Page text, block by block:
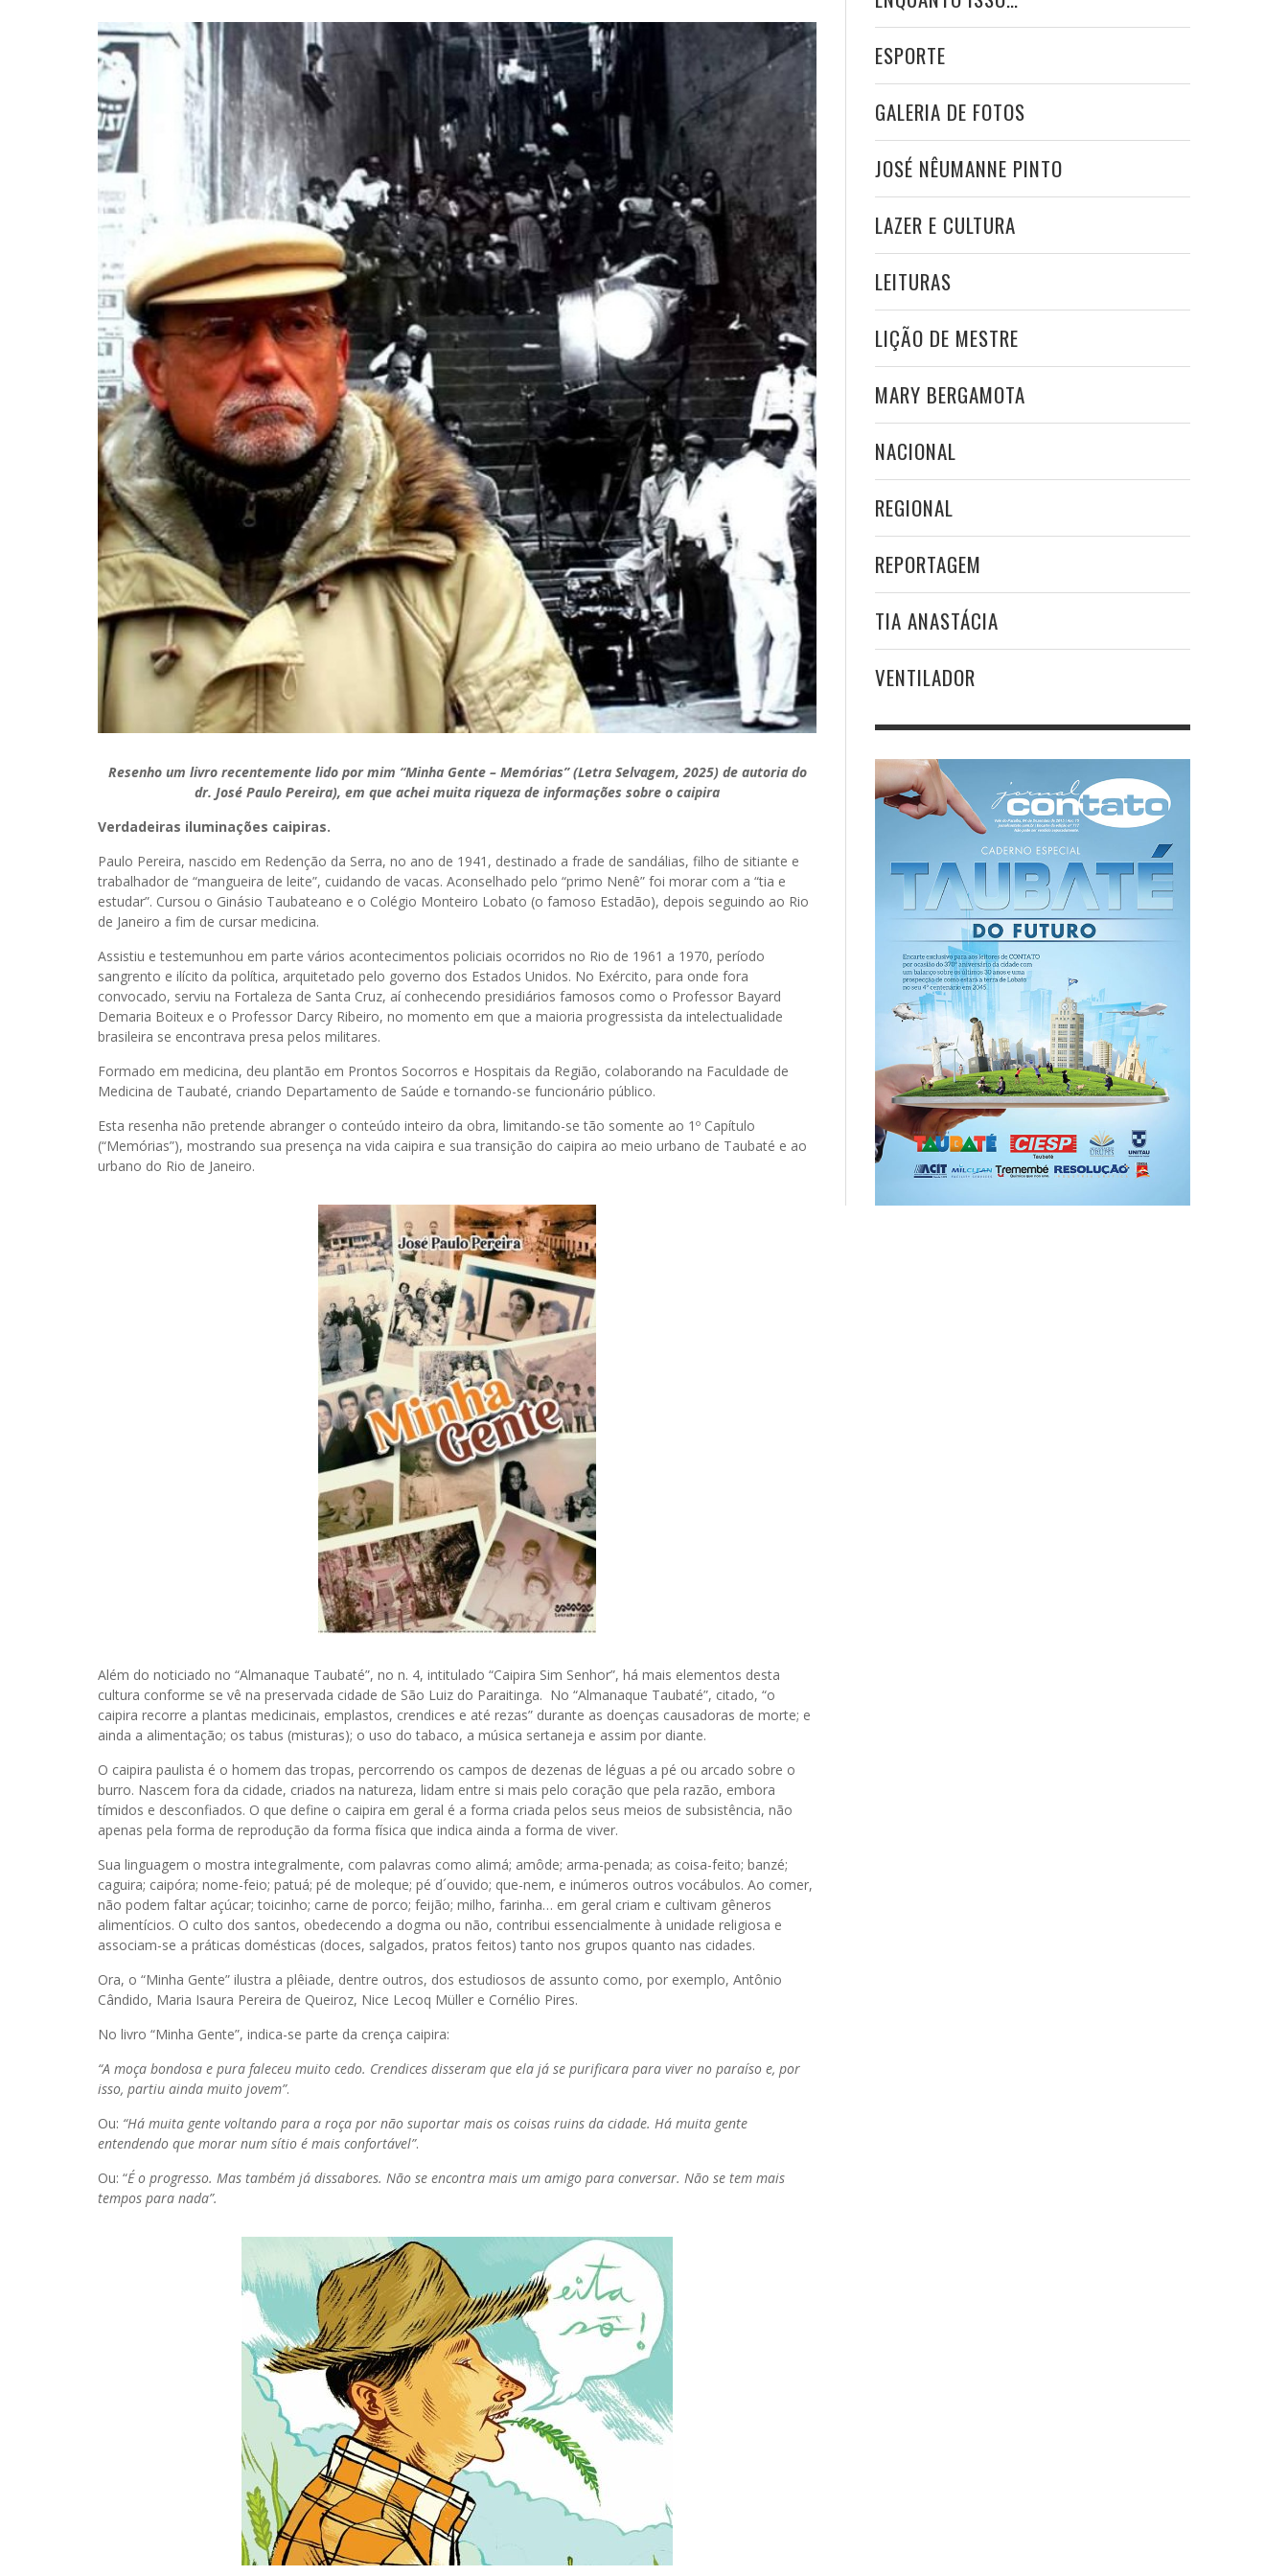
Resenho um livro recentemente lido por mim “Minha Gente – Memórias” (Letra Selvagem, 2025) de autoria do
dr. José Paulo Pereira), em que achei muita riqueza de informações sobre o caipira
Verdadeiras iluminações caipiras.
Paulo Pereira, nascido em Redenção da Serra, no ano de 1941, destinado a frade de sandálias, filho de sitiante e
trabalhador de “mangueira de leite”, cuidando de vacas. Aconselhado pelo “primo Nenê” foi morar com a “tia e
estudar”. Cursou o Ginásio Taubateano e o Colégio Monteiro Lobato (o famoso Estadão), depois seguindo ao Rio
de Janeiro a fim de cursar medicina.
Assistiu e testemunhou em parte vários acontecimentos policiais ocorridos no Rio de 1961 a 1970, período
sangrento e ilícito da política, arquitetado pelo governo dos Estados Unidos. No Exército, para onde fora
convocado, serviu na Fortaleza de Santa Cruz, aí conhecendo presidiários famosos como o Professor Bayard
Demaria Boiteux e o Professor Darcy Ribeiro, no momento em que a maioria progressista da intelectualidade
brasileira se encontrava presa pelos militares.
Formado em medicina, deu plantão em Prontos Socorros e Hospitais da Região, colaborando na Faculdade de
Medicina de Taubaté, criando Departamento de Saúde e tornando-se funcionário público.
Esta resenha não pretende abranger o conteúdo inteiro da obra, limitando-se tão somente ao 1º Capítulo
(“Memórias”), mostrando sua presença na vida caipira e sua transição do caipira ao meio urbano de Taubaté e ao
urbano do Rio de Janeiro.
Além do noticiado no “Almanaque Taubaté”, no n. 4, intitulado “Caipira Sim Senhor”, há mais elementos desta
cultura conforme se vê na preservada cidade de São Luiz do Paraitinga. No “Almanaque Taubaté”, citado, “o
caipira recorre a plantas medicinais, emplastos, crendices e até rezas” durante as doenças causadoras de morte; e
ainda a alimentação; os tabus (misturas); o uso do tabaco, a música sertaneja e assim por diante.
O caipira paulista é o homem das tropas, percorrendo os campos de dezenas de léguas a pé ou arcado sobre o
burro. Nascem fora da cidade, criados na natureza, lidam entre si mais pelo coração que pela razão, embora
tímidos e desconfiados. O que define o caipira em geral é a forma criada pelos seus meios de subsistência, não
apenas pela forma de reprodução da forma física que indica ainda a forma de viver.
Sua linguagem o mostra integralmente, com palavras como alimá; amôde; arma-penada; as coisa-feito; banzé;
caguira; caipóra; nome-feio; patuá; pé de moleque; pé d´ouvido; que-nem, e inúmeros outros vocábulos. Ao comer,
não podem faltar açúcar; toicinho; carne de porco; feijão; milho, farinha… em geral criam e cultivam gêneros
alimentícios. O culto dos santos, obedecendo a dogma ou não, contribui essencialmente à unidade religiosa e
associam-se a práticas domésticas (doces, salgados, pratos feitos) tanto nos grupos quanto nas cidades.
Ora, o “Minha Gente” ilustra a plêiade, dentre outros, dos estudiosos de assunto como, por exemplo, Antônio
Cândido, Maria Isaura Pereira de Queiroz, Nice Lecoq Müller e Cornélio Pires.
No livro “Minha Gente”, indica-se parte da crença caipira:
“A moça bondosa e pura faleceu muito cedo. Crendices disseram que ela já se purificara para viver no paraíso e, por
isso, partiu ainda muito jovem”.
Ou: “Há muita gente voltando para a roça por não suportar mais os coisas ruins da cidade. Há muita gente
entendendo que morar num sítio é mais confortável”.
Ou: “É o progresso. Mas também já dissabores. Não se encontra mais um amigo para conversar. Não se tem mais
tempos para nada”.
ESPORTE
GALERIA DE FOTOS
JOSÉ NÊUMANNE PINTO
LAZER E CULTURA
LEITURAS
LIÇÃO DE MESTRE
MARY BERGAMOTA
NACIONAL
REGIONAL
REPORTAGEM
TIA ANASTÁCIA
VENTILADOR